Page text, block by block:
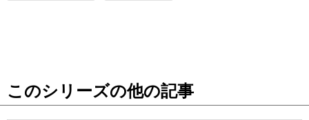
このシリーズの他の記事